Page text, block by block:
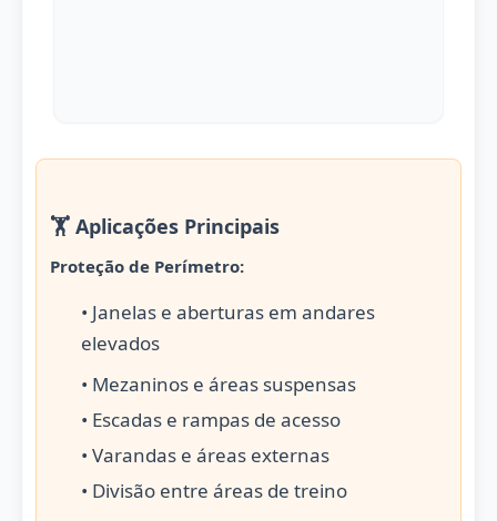
🏋️ Aplicações Principais
Proteção de Perímetro:
• Janelas e aberturas em andares
elevados
• Mezaninos e áreas suspensas
• Escadas e rampas de acesso
• Varandas e áreas externas
• Divisão entre áreas de treino